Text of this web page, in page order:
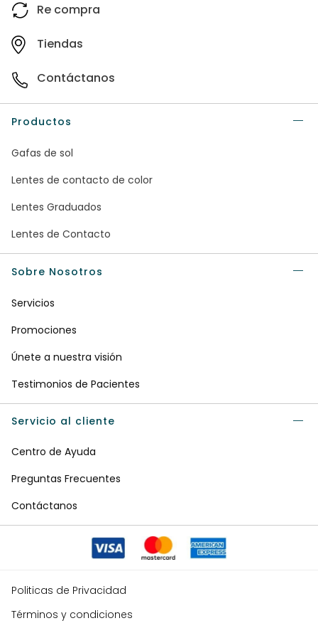
Re compra
Tiendas
Contáctanos
Productos
Gafas de sol
Lentes de contacto de color
Lentes Graduados
Lentes de Contacto
Sobre Nosotros
Servicios
Promociones
Únete a nuestra visión
Testimonios de Pacientes
Servicio al cliente
Centro de Ayuda
Preguntas Frecuentes
Contáctanos
Politicas de Privacidad
Términos y condiciones